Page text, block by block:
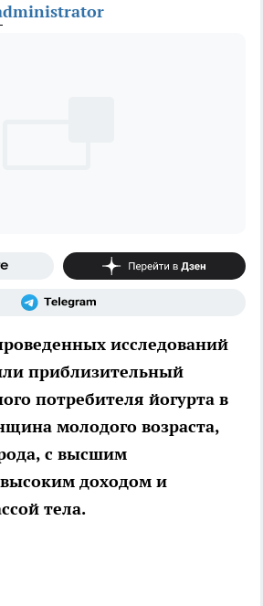
исследований
приблизительный
потребителя йогурта в
молодого возраста,
с высшим
доходом и
тела.